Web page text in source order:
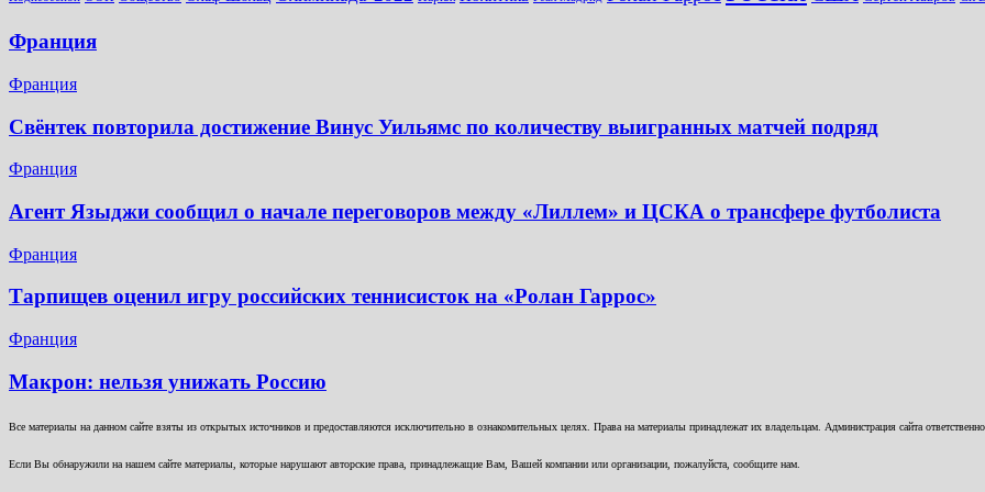
Франция
Франция
Свёнтек повторила достижение Винус Уильямс по количеству выигранных матчей подряд
Франция
Агент Языджи сообщил о начале переговоров между «Лиллем» и ЦСКА о трансфере футболиста
Франция
Тарпищев оценил игру российских теннисисток на «Ролан Гаррос»
Франция
Макрон: нельзя унижать Россию
Все материалы на данном сайте взяты из открытых источников и предоставляются исключительно в ознакомительных целях. Права на материалы принадлежат их владельцам. Администрация сайта
Если Вы обнаружили на нашем сайте материалы, которые нарушают авторские права, принадлежащие Вам, Вашей компании или организации, пожалуйста, сообщите нам.